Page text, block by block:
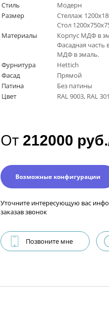
Стиль
Модерн
Размер
Стеллаж
Стол
Материалы
Корпус МДФ в
Фасадная
МДФ в эмаль.
Фурнитура
Hettich
Фасад
Прямой
Патина
Без патины
Цвет
RAL 9003, RAL
От 212000
Возможные конфигурации
Уточните интересующую вас
заказав звонок
Позвоните мне